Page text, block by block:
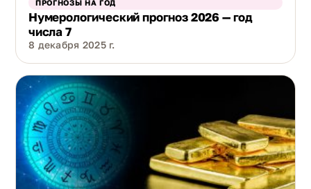
ПРОГНОЗЫ НА ГОД
Нумерологический прогноз 2026 — год
числа 7
8 декабря 2025 г.